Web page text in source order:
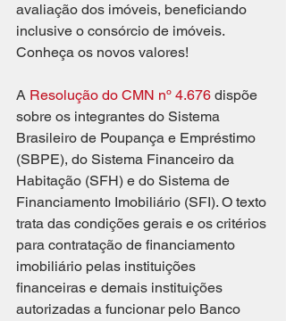
avaliação dos imóveis, beneficiando
inclusive o consórcio de imóveis.
Conheça os novos valores!
A Resolução do CMN nº 4.676 dispõe
sobre os integrantes do Sistema
Brasileiro de Poupança e Empréstimo
(SBPE), do Sistema Financeiro da
Habitação (SFH) e do Sistema de
Financiamento Imobiliário (SFI). O texto
trata das condições gerais e os critérios
para contratação de financiamento
imobiliário pelas instituições
financeiras e demais instituições
autorizadas a funcionar pelo Banco